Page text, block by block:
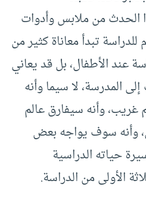
الحدث من ملابس وأدوات
تبدأ معاناة كثير من
عند الأطفال، بل قد يعاني
المدرسة، لا سيما وأنه
وأنه سيفارق عالم
وأنه سوف يواجه بعض
حياته الدراسية
الأولى من الدراسة.